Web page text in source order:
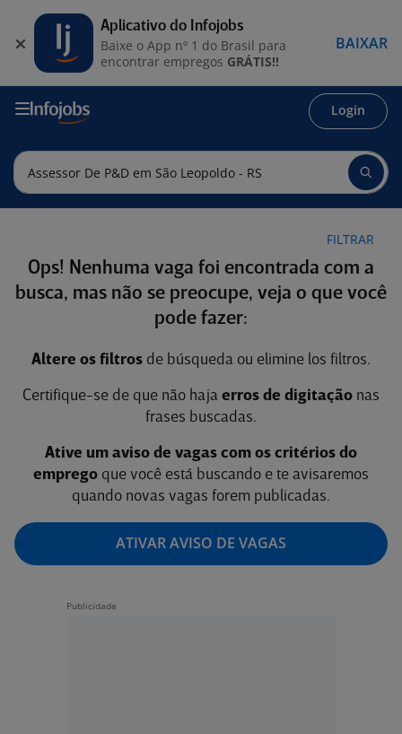
Login
FILTRAR
Ops! Nenhuma vaga foi encontrada com a
busca, mas não se preocupe, veja o que você
pode fazer:
Altere os filtros de búsqueda ou elimine los filtros.
Certifique-se de que não haja erros de digitação nas
frases buscadas.
Ative um aviso de vagas com os critérios do
emprego que você está buscando e te avisaremos
quando novas vagas forem publicadas.
ATIVAR AVISO DE VAGAS
Aplicativo do Infojobs
Baixe o App nº 1 do Brasil para
encontrar empregos GRÁTIS!!
BAIXAR